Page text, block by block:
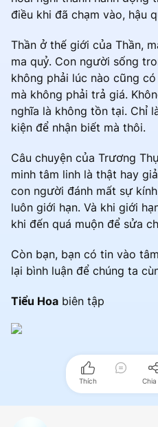
điều khi đã chạm vào, hậu
Thần ở thế giới của Thần,
ma quỷ. Con người sống
không phải lúc nào cũng
mà không phải trả giá.
nghĩa là không tồn tại. Chỉ
kiện để nhận biết mà thôi.
Câu chuyện của Trương
minh tâm linh là thật hay
con người đánh mất sự
luôn giới hạn. Và khi giới
khi đến quá muộn để sửa
Còn bạn, bạn có tin vào
lại bình luận để chúng ta
Tiểu Hoa biên tập
Thích Chia